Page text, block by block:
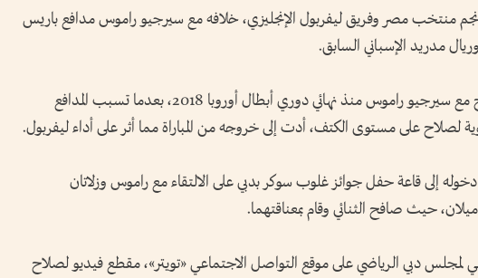
منتخب مصر وفريق ليفربول الإنجليزي، خلافه مع سيرجيو راموس مدافع باريس
مدريد الإسباني السابق.
وتوترت علاقة صلاح مع سيرجيو راموس منذ نهائي دوري أبطال أوروبا 2018، بعدما تسبب المدافع
لصلاح على مستوى الكتف، أدت إلى خروجه من المباراة مما أثر على أداء ليفربول.
إلى قاعة حفل جوائز غلوب سوكر بدبي على الالتقاء مع راموس وزلاتان
حيث صافح الثنائي وقام بمعناقتهما.
لمجلس دبي الرياضي على موقع التواصل الاجتماعي «تويتر»، مقطع فيديو لصلاح